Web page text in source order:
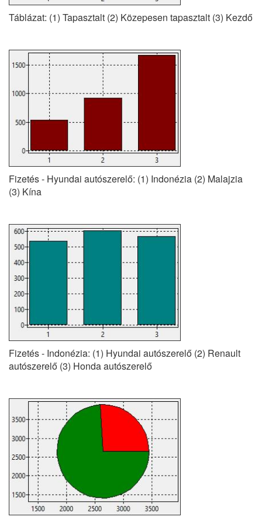
Táblázat: (1) Tapasztalt (2) Közepesen tapasztalt (3) Kezdő
Fizetés - Hyundai autószerelő: (1) Indonézia (2) Malajzia
(3) Kína
Fizetés - Indonézia: (1) Hyundai autószerelő (2) Renault
autószerelő (3) Honda autószerelő